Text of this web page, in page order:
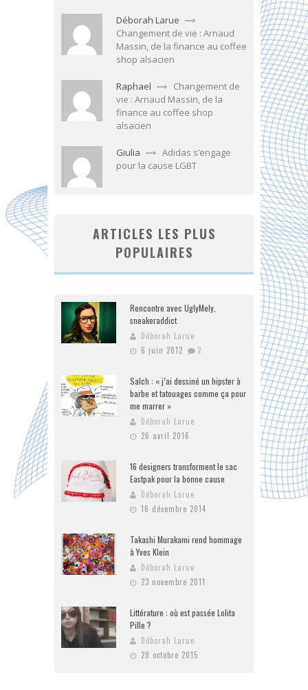
Déborah Larue
Changement de vie : Arnaud
Massin, de la finance au coffee
shop alsacien
Raphael
Changement de
vie : Arnaud Massin, de la
finance au coffee shop
alsacien
Giulia
Adidas s’engage
pour la cause LGBT
ARTICLES LES PLUS
POPULAIRES
Rencontre avec UglyMely,
sneakeraddict
Déborah Larue
6 juin 2012
2
Salch : « j’ai dessiné un hipster à
barbe et tatouages comme ça pour
me marrer »
Déborah Larue
26 avril 2016
16 designers transforment le sac
Eastpak pour la bonne cause
Déborah Larue
16 décembre 2014
Takashi Murakami rend hommage
à Yves Klein
Déborah Larue
23 novembre 2011
Littérature : où est passée Lolita
Pille ?
Déborah Larue
20 octobre 2015